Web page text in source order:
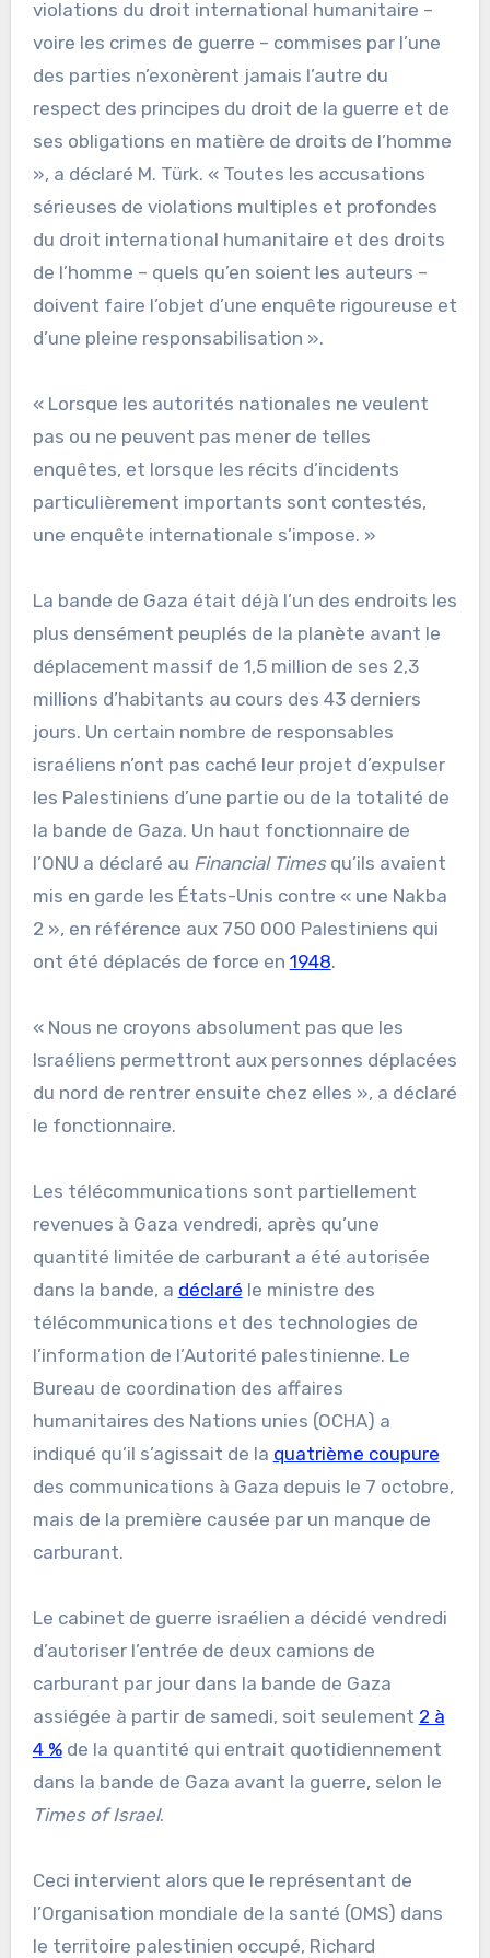
violations du droit international humanitaire –
voire les crimes de guerre – commises par l’une
des parties n’exonèrent jamais l’autre du
respect des principes du droit de la guerre et de
ses obligations en matière de droits de l’homme
», a déclaré M. Türk. « Toutes les accusations
sérieuses de violations multiples et profondes
du droit international humanitaire et des droits
de l’homme – quels qu’en soient les auteurs –
doivent faire l’objet d’une enquête rigoureuse et
d’une pleine responsabilisation ».
« Lorsque les autorités nationales ne veulent
pas ou ne peuvent pas mener de telles
enquêtes, et lorsque les récits d’incidents
particulièrement importants sont contestés,
une enquête internationale s’impose. »
La bande de Gaza était déjà l’un des endroits les
plus densément peuplés de la planète avant le
déplacement massif de 1,5 million de ses 2,3
millions d’habitants au cours des 43 derniers
jours. Un certain nombre de responsables
israéliens n’ont pas caché leur projet d’expulser
les Palestiniens d’une partie ou de la totalité de
la bande de Gaza. Un haut fonctionnaire de
l’ONU a déclaré au Financial Timesqu’ils avaient
mis en garde les États-Unis contre « une Nakba
2 », en référence aux 750 000 Palestiniens qui
ont été déplacés de force en 1948.
« Nous ne croyons absolument pas que les
Israéliens permettront aux personnes déplacées
du nord de rentrer ensuite chez elles », a déclaré
le fonctionnaire.
Les télécommunications sont partiellement
revenues à Gaza vendredi, après qu’une
quantité limitée de carburant a été autorisée
dans la bande, a déclaré le ministre des
télécommunications et des technologies de
l’information de l’Autorité palestinienne. Le
Bureau de coordination des affaires
humanitaires des Nations unies (OCHA) a
indiqué qu’il s’agissait de la quatrième coupure
des communications à Gaza depuis le 7 octobre,
mais de la première causée par un manque de
carburant.
Le cabinet de guerre israélien a décidé vendredi
d’autoriser l’entrée de deux camions de
carburant par jour dans la bande de Gaza
assiégée à partir de samedi, soit seulement 2 à
4 %de la quantité qui entrait quotidiennement
dans la bande de Gaza avant la guerre, selon le
Times of Israel.
Ceci intervient alors que le représentant de
l’Organisation mondiale de la santé (OMS) dans
le territoire palestinien occupé, Richard